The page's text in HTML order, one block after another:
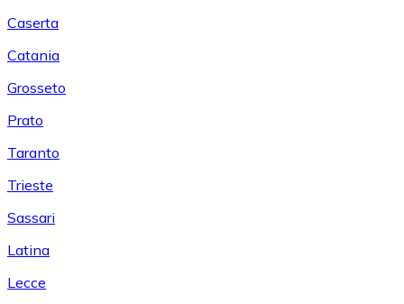
Caserta
Catania
Grosseto
Prato
Taranto
Trieste
Sassari
Latina
Lecce